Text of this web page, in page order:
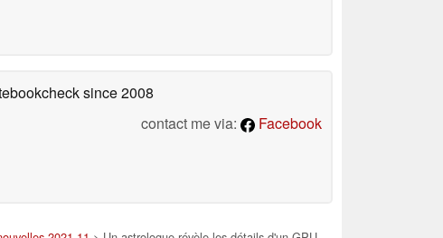
since 2008
contact me via:
Facebook